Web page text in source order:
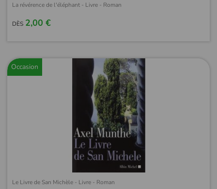
La révérence de l'éléphant - Livre - Roman
DÈS 2,00 €
Occasion
Le Livre de San Michèle - Livre - Roman